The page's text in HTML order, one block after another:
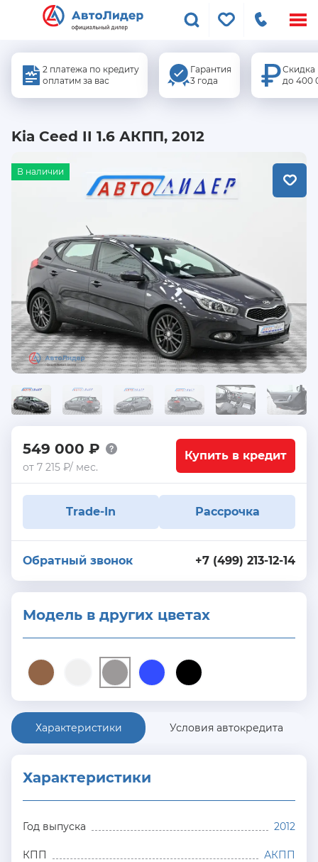
2 платежа по кредиту
оплатим за вас
Гарантия
3 года
Скидка
до 400
Kia Ceed II 1.6 АКПП, 2012
В наличии
549 000 ₽
от 7 215 ₽/ мес.
Купить в кредит
Trade-In Рассрочка
+7 (499) 213-12-14
Обратный звонок
Модель в других цветах
Характеристики Условия автокредита
Характеристики
Год выпуска 2012
КПП АКПП